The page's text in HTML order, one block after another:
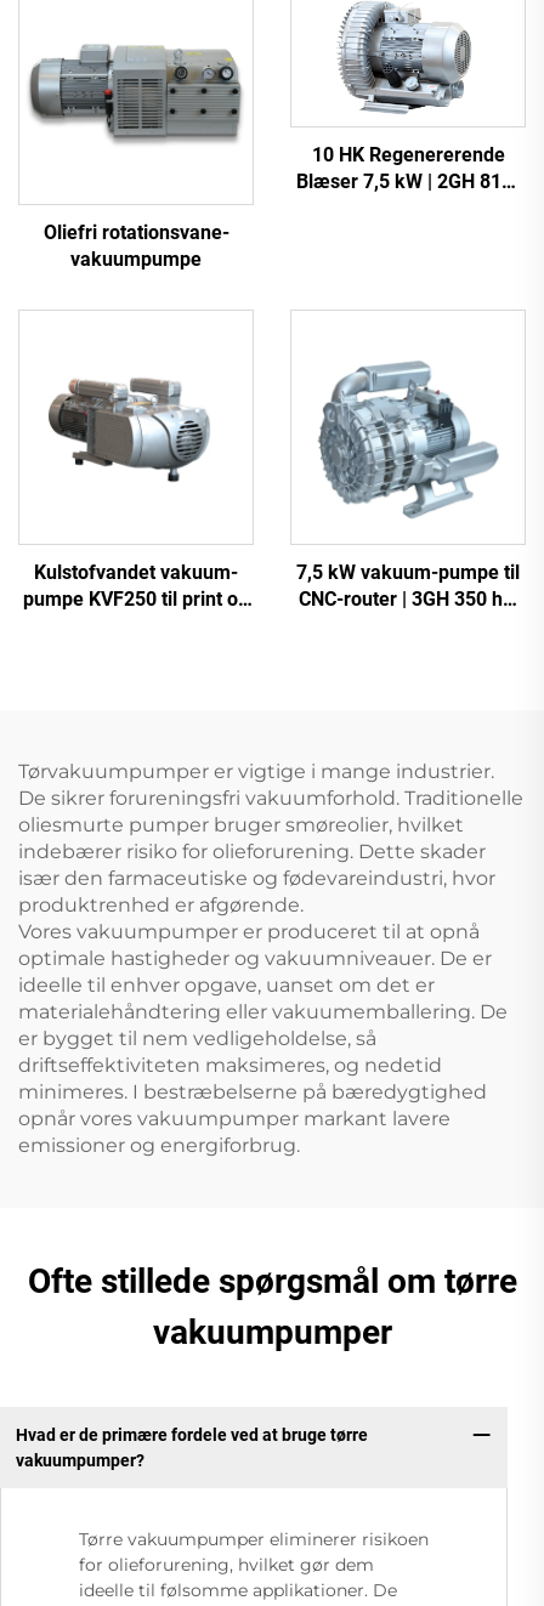
Oliefri rotationsvane-
vakuumpumpe
10 HK Regenererende
Blæser 7,5 kW | 2GH 810-
Kulstofvandet vakuum-
pumpe KVF250 til print og
7,5 kW vakuum-pumpe til
CNC-router | 3GH 350 høj
Tørvakuumpumper er vigtige i mange industrier.
De sikrer forureningsfri vakuumforhold. Traditionelle
oliesmurte pumper bruger smøreolier, hvilket
indebærer risiko for olieforurening. Dette skader
især den farmaceutiske og fødevareindustri, hvor
produktrenhed er afgørende.
Vores vakuumpumper er produceret til at opnå
optimale hastigheder og vakuumniveauer. De er
ideelle til enhver opgave, uanset om det er
materialehåndtering eller vakuumemballering. De
er bygget til nem vedligeholdelse, så
driftseffektiviteten maksimeres, og nedetid
minimeres. I bestræbelserne på bæredygtighed
opnår vores vakuumpumper markant lavere
emissioner og energiforbrug.
Ofte stillede spørgsmål om tørre
vakuumpumper
Hvad er de primære fordele ved at bruge tørre
vakuumpumper?
Tørre vakuumpumper eliminerer risikoen
for olieforurening, hvilket gør dem
ideelle til følsomme applikationer. De